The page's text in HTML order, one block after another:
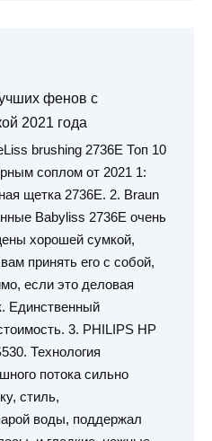
фенов с
2021 года
brushing 2736E Топ 10
соплом от 2021 1:
щетка 2736E. 2. Braun
Babyliss 2736E очень
хорошей сумкой,
принять его с собой,
если это деловая
Единственный
3. PHILIPS HP
Технология
потока сильно
стиль,
воды, поддержал